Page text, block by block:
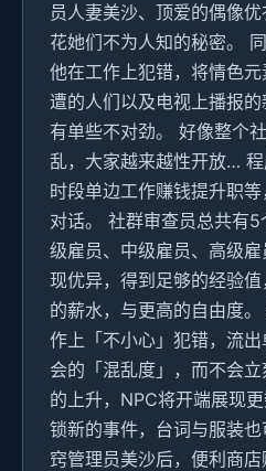
员人妻美沙、顶爱的偶像
花她们不为人知的秘密。
他在工作上犯错，将情色
遭的人们以及电视上播报
有单些不对劲。 好像整个
乱，大家越来越性开放…
时段单边工作赚钱提升职
对话。 社群审查员总共有
级雇员、中级雇员、高级
现优异，得到足够的经验
的薪水，与更高的自由度
作上「不小心」犯错，流
会的「混乱度」，而不会
的上升，NPC将开端展现
锁新的事件，台词与服装
窍管理员美沙后，便利商